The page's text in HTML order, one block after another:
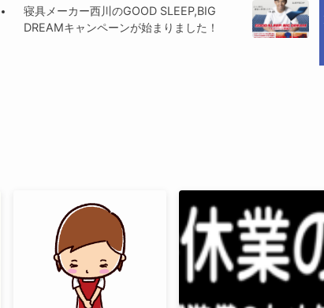
寝具メーカー西川のGOOD SLEEP,BIG
DREAMキャンペーンが始まりました！